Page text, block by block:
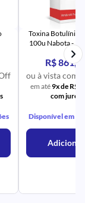
UR NA
Toxina Botulínica
100u Nabota -
R$
ou à vista com
em até9x de R$
com juros
Disponível em 1
Adicionar